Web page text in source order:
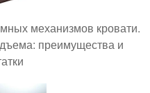
механизмов кровати.
преимущества и